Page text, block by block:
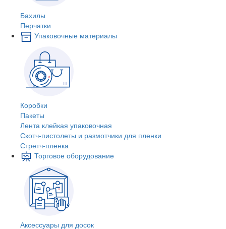
Бахилы
Перчатки
Упаковочные материалы
Коробки
Пакеты
Лента клейкая упаковочная
Скотч-пистолеты и размотчики для пленки
Стретч-пленка
Торговое оборудование
Аксессуары для досок